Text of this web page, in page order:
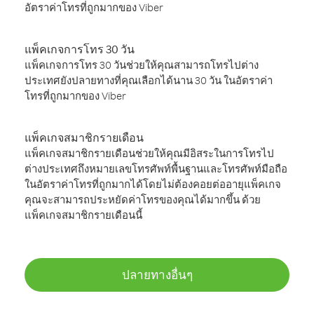
อัตราค่าโทรที่ถูกมากของ Viber
แพ็คเกจการโทร 30 วัน
แพ็คเกจการโทร 30 วันช่วยให้คุณสามารถโทรไปต่าง
ประเทศยังปลายทางที่คุณเลือกได้นาน 30 วัน ในอัตราค่า
โทรที่ถูกมากของ Viber
แพ็คเกจสมาชิกรายเดือน
แพ็คเกจสมาชิกรายเดือนช่วยให้คุณมีอิสระในการโทรไป
ต่างประเทศถึงหมายเลขโทรศัพท์พื้นฐานและโทรศัพท์มือถือ
ในอัตราค่าโทรที่ถูกมากได้โดยไม่ต้องคอยต่ออายุแพ็คเกจ
คุณจะสามารถประหยัดค่าโทรของคุณได้มากขึ้น ด้วย
แพ็คเกจสมาชิกรายเดือนนี้
ปลายทางอื่นๆ